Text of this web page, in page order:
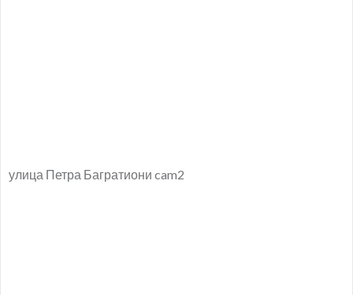
улица Петра Багратиони cam2